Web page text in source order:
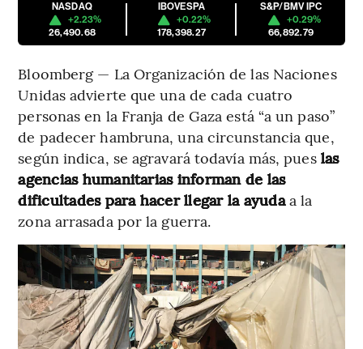
NASDAQ
+2.23%
26,490.68
IBOVESPA
+0.22%
178,398.27
S&P/BMV IPC
+0.29%
66,892.79
Bloomberg — La Organización de las Naciones
Unidas advierte que una de cada cuatro
personas en la Franja de Gaza está “a un paso”
de padecer hambruna, una circunstancia que,
según indica, se agravará todavía más, pues las
agencias humanitarias informan de las
dificultades para hacer llegar la ayudaa la
zona arrasada por la guerra.